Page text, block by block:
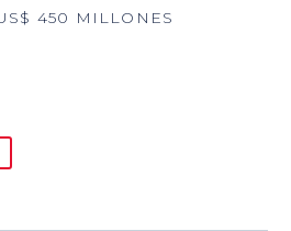
450 MILLONES